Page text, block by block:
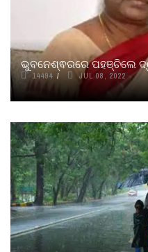
ଭୁବନେଶ୍ଵରରେ ପହଞ୍ଚିଲେ
14494 JUL 08, 2022